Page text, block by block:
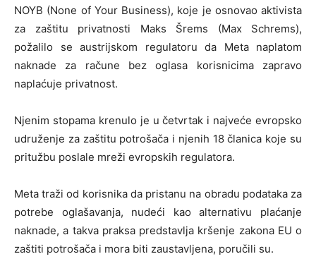
NOYB (None of Your Business), koje je osnovao aktivista
za zaštitu privatnosti Maks Šrems (Max Schrems),
požalilo se austrijskom regulatoru da Meta naplatom
naknade za račune bez oglasa korisnicima zapravo
naplaćuje privatnost.
Njenim stopama krenulo je u četvrtak i najveće evropsko
udruženje za zaštitu potrošača i njenih 18 članica koje su
pritužbu poslale mreži evropskih regulatora.
Meta traži od korisnika da pristanu na obradu podataka za
potrebe oglašavanja, nudeći kao alternativu plaćanje
naknade, a takva praksa predstavlja kršenje zakona EU o
zaštiti potrošača i mora biti zaustavljena, poručili su.